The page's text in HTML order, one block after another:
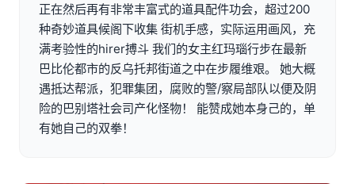
正在然后再有非常丰富式的道具配件功会，超过200
种奇妙道具候阁下收集 街机手感，实际运用画风，充
满考验性的hirer搏斗 我们的女主红玛瑙行步在最新
巴比伦都市的反乌托邦街道之中在步履维艰。 她大概
遇抵达帮派，犯罪集团，腐败的警/察局部队以便及阴
险的巴别塔社会司产化怪物！ 能赞成她本身己的，单
有她自己的双拳！